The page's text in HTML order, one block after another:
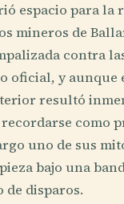
espacio para la
mineros de
contra
oficial, y aunque
resultó
como
uno de sus
bajo una
de disparos.